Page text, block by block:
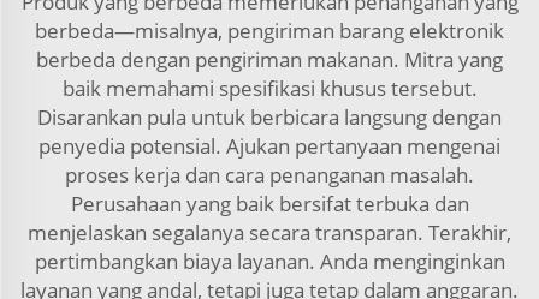
berbeda—misalnya, pengiriman barang elektronik
berbeda dengan pengiriman makanan. Mitra yang
baik memahami spesifikasi khusus tersebut.
Disarankan pula untuk berbicara langsung dengan
penyedia potensial. Ajukan pertanyaan mengenai
proses kerja dan cara penanganan masalah.
Perusahaan yang baik bersifat terbuka dan
menjelaskan segalanya secara transparan. Terakhir,
pertimbangkan biaya layanan. Anda menginginkan
layanan yang andal, tetapi juga tetap dalam anggaran.